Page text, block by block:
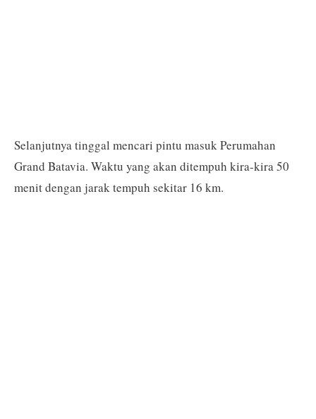
Selanjutnya tinggal mencari pintu masuk Perumahan
Grand Batavia. Waktu yang akan ditempuh kira-kira 50
menit dengan jarak tempuh sekitar 16 km.